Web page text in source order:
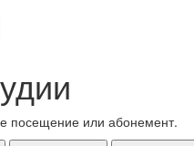
посещение или абонемент.